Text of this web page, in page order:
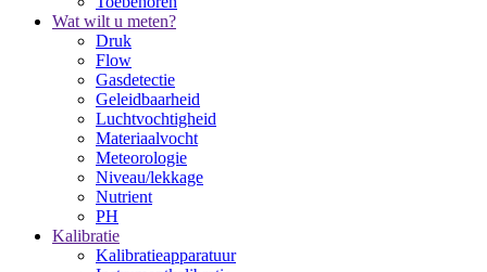
Wat wilt u meten?
Druk
Flow
Gasdetectie
Geleidbaarheid
Luchtvochtigheid
Materiaalvocht
Meteorologie
Niveau/lekkage
Nutrient
PH
Kalibratie
Kalibratieapparatuur